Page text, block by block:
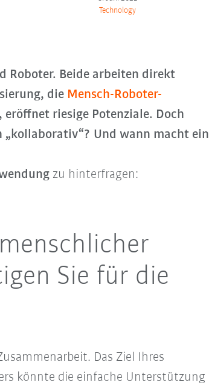
Technology
Roboter. Beide arbeiten direkt
die Mensch-Roboter-
riesige Potenziale. Doch
Und wann macht ein
zu hinterfragen:
Sie für die
Das Ziel Ihres
könnte die einfache Unterstützung